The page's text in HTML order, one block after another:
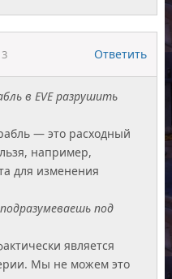
Ответить
в EVE разрушить
— это расходный
например,
для изменения
под
является
Мы не можем это